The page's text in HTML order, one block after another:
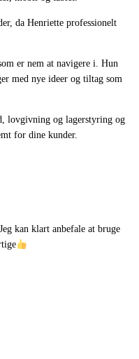
da Henriette professionelt
er nem at navigere i. Hun
med nye ideer og tiltag som
lovgivning og lagerstyring og
for dine kunder.
kan klart anbefale at bruge